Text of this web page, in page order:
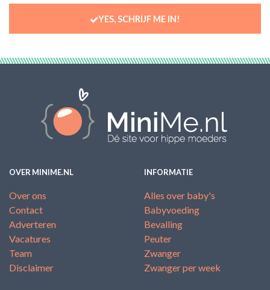
YES, SCHRIJF ME IN!
OVER MINIME.NL
Over ons
Contact
Adverteren
Vacatures
Team
Disclaimer
INFORMATIE
Alles over baby's
Babyvoeding
Bevalling
Peuter
Zwanger
Zwanger per week